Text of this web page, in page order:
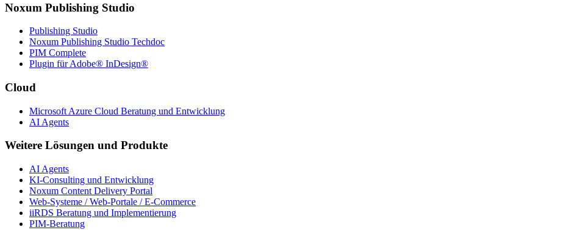
Noxum Publishing Studio
Publishing Studio
Noxum Publishing Studio Techdoc
PIM Complete
Plugin für Adobe® InDesign®
Cloud
Microsoft Azure Cloud Beratung und Entwicklung
AI Agents
Weitere Lösungen und Produkte
AI Agents
KI-Consulting und Entwicklung
Noxum Content Delivery Portal
Web-Systeme / Web-Portale / E-Commerce
iiRDS Beratung und Implementierung
PIM-Beratung